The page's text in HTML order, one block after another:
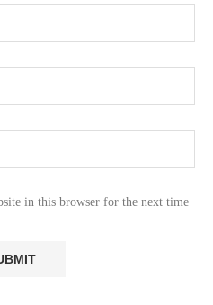
in this browser for the next time